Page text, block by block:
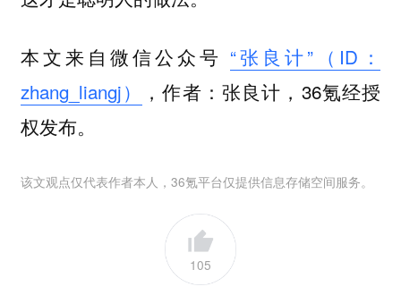
本文来自微信公众号 “张良计”（ID：
zhang_liangj）
，作者：张良计，36氪经授
权发布。
该文观点仅代表作者本人，36氪平台仅提供信息存储空间服务。
105